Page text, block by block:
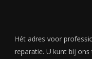
Hét adres voor
reparatie. U kunt bij